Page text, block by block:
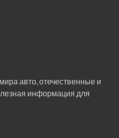
авто, отечественные и
информация для